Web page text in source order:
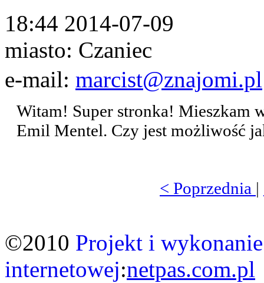
18:44 2014-07-09
miasto: Czaniec
e-mail: marcist@znajomi.pl
Witam! Super stronka! Mieszkam
Emil Mentel. Czy jest możliwość
< Poprzednia |
©2010 Projekt i
internetowej:netpas.com.pl